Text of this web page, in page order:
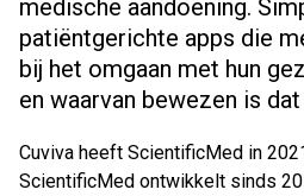
medische aandoening.
patiëntgerichte apps die
bij het omgaan met hun
en waarvan bewezen is
Cuviva heeft ScientificMed in
ScientificMed ontwikkelt sinds